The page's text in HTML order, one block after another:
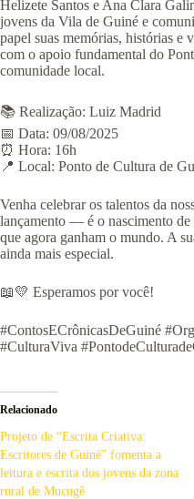
Helizete Santos e Ana Clara
jovens da Vila de Guiné e
papel suas memórias, histórias e
com o apoio fundamental do
comunidade local.
📚 Realização: Luiz Madrid
📅 Data: 09/08/2025
⏰ Hora: 16h
📍 Local: Ponto de Cultura de
Venha celebrar os talentos da
lançamento — é o nascimento de
que agora ganham o mundo. A
ainda mais especial.
📖💛 Esperamos por você!
#ContosECrônicasDeGuiné
#CulturaViva
Relacionado
Projeto de “Escrita Criativa:
Escritores de Guiné” fomenta a
leitura e escrita dos jovens da zona
rural de Mucugê